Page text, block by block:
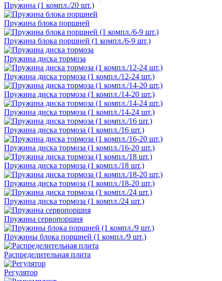
Пружина (1 компл./20 шт.)
Пружина блока поршней
Пружина блока поршней (1 компл./6-9 шт.)
Пружина диска тормоза
Пружина диска тормоза (1 компл./12-24 шт.)
Пружина диска тормоза (1 компл./14-20 шт.)
Пружина диска тормоза (1 компл./14-24 шт.)
Пружина диска тормоза (1 компл./16 шт.)
Пружина диска тормоза (1 компл./16-20 шт.)
Пружина диска тормоза (1 компл./18 шт.)
Пружина диска тормоза (1 компл./18-20 шт.)
Пружина диска тормоза (1 компл./24 шт.)
Пружина сервопоршня
Пружины блока поршней (1 компл./9 шт.)
Распределительная плита
Регулятор